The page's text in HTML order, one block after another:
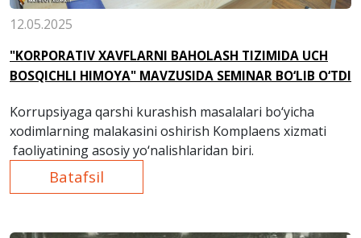
12.05.2025
"KORPORATIV XAVFLARNI BAHOLASH TIZIMIDA UCH
BOSQICHLI HIMOYA" MAVZUSIDA SEMINAR BO‘LIB O‘TDI
Korrupsiyaga qarshi kurashish masalalari bo‘yicha
xodimlarning malakasini oshirish Komplaens xizmati
faoliyatining asosiy yo‘nalishlaridan biri.
Batafsil